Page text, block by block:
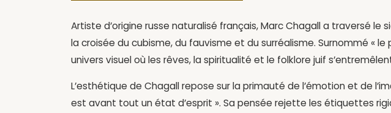
Artiste d’origine russe naturalisé français, Marc Chagall a traversé
la croisée du cubisme, du fauvisme et du surréalisme. Surnommé «
univers visuel où les rêves, la spiritualité et le folklore juif
L’esthétique de Chagall repose sur la primauté de l’émotion et de
est avant tout un état d’esprit ». Sa pensée rejette les étiquettes